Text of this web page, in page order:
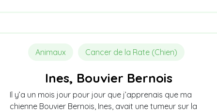
Animaux Cancer de la Rate (Chien)
Ines, Bouvier Bernois
Il y’a un mois jour pour jour que j’apprenais que ma
chienne Bouvier Bernois, Ines, avait une tumeur sur la